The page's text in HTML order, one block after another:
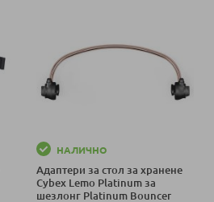
НАЛИЧНО
Адаптери за стол за хранене
Cybex Lemo Platinum за
шезлонг Platinum Bouncer